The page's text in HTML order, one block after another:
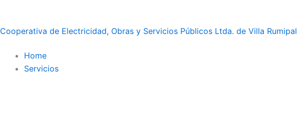
contenido
Cooperativa de Electricidad, Obras y Servicios Públicos Ltda. de Villa Rumipal
Home
Servicios